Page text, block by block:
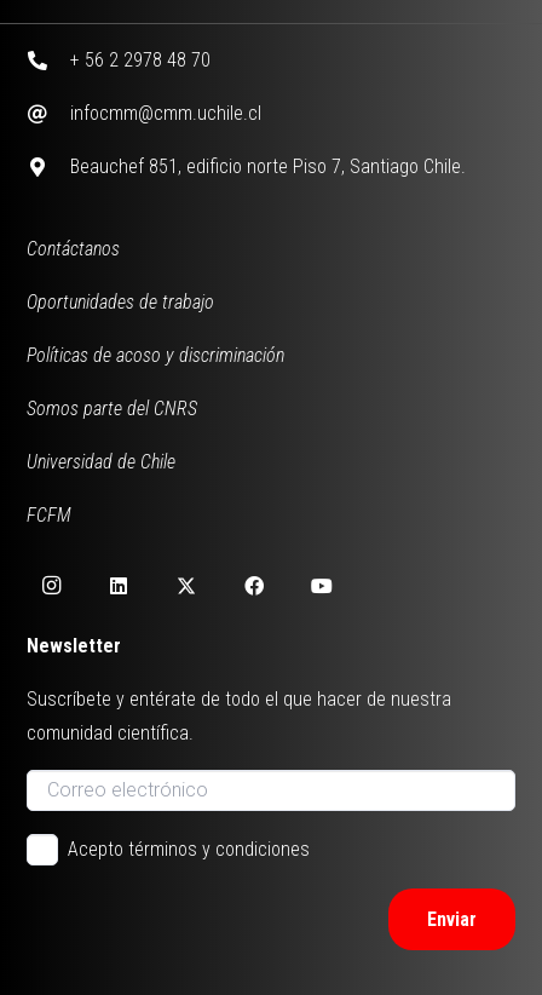
+ 56 2 2978 48 70
infocmm@cmm.uchile.cl
Beauchef 851, edificio norte Piso 7, Santiago Chile.
Contáctanos
Oportunidades de trabajo
Políticas de acoso y discriminación
Somos parte del CNRS
Universidad de Chile
FCFM
Newsletter
Suscríbete y entérate de todo el que hacer de nuestra
comunidad científica.
Acepto términos y condiciones
Enviar